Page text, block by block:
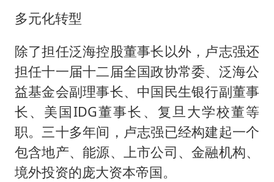
多元化转型
除了担任泛海控股董事长以外，卢志强还
担任十一届十二届全国政协常委、泛海公
益基金会副理事长、中国民生银行副董事
长、美国IDG董事长、复旦大学校董等
职。三十多年间，卢志强已经构建起一个
包含地产、能源、上市公司、金融机构、
境外投资的庞大资本帝国。